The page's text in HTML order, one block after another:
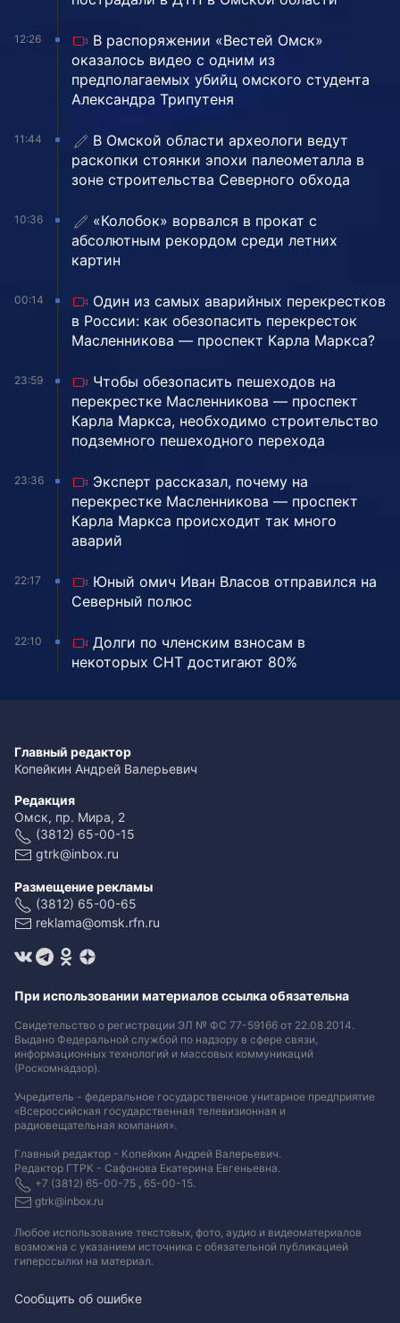
12:26
В распоряжении «Вестей Омск»
оказалось видео с одним из
предполагаемых убийц омского студента
Александра Трипутеня
11:44
В Омской области археологи ведут
раскопки стоянки эпохи палеометалла в
зоне строительства Северного обхода
10:36
«Колобок» ворвался в прокат с
абсолютным рекордом среди летних
картин
00:14
Один из самых аварийных перекрестков
в России: как обезопасить перекресток
Масленникова — проспект Карла Маркса?
23:59
Чтобы обезопасить пешеходов на
перекрестке Масленникова — проспект
Карла Маркса, необходимо строительство
подземного пешеходного перехода
23:36
Эксперт рассказал, почему на
перекрестке Масленникова — проспект
Карла Маркса происходит так много
аварий
22:17
Юный омич Иван Власов отправился на
Северный полюс
22:10
Долги по членским взносам в
некоторых СНТ достигают 80%
Главный редактор
Копейкин Андрей Валерьевич
Редакция
Омск, пр. Мира, 2
(3812) 65-00-15
gtrk@inbox.ru
Размещение рекламы
(3812) 65-00-65
reklama@omsk.rfn.ru
При использовании материалов ссылка обязательна
Свидетельство о регистрации ЭЛ № ФС 77-59166 от 22.08.2014.
Выдано Федеральной службой по надзору в сфере связи,
информационных технологий и массовых коммуникаций
(Роскомнадзор).
Учредитель - федеральное государственное унитарное предприятие
«Всероссийская государственная телевизионная и
радиовещательная компания».
Главный редактор - Копейкин Андрей Валерьевич.
Редактор ГТРК - Сафонова Екатерина Евгеньевна.
+7 (3812) 65-00-75 , 65-00-15.
gtrk@inbox.ru
Любое использование текстовых, фото, аудио и видеоматериалов
возможна с указанием источника с обязательной публикацией
гиперссылки на материал.
Сообщить об ошибке